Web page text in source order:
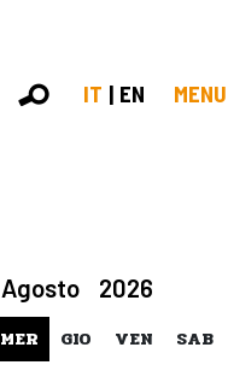
IT EN MENU
Agosto 2026
MER GIO VEN SAB